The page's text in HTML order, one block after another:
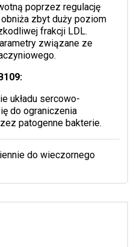
poprzez regulację
zbyt duży poziom
frakcji LDL.
związane ze
układu sercowo-
do ograniczenia
patogenne bakterie.
do wieczornego